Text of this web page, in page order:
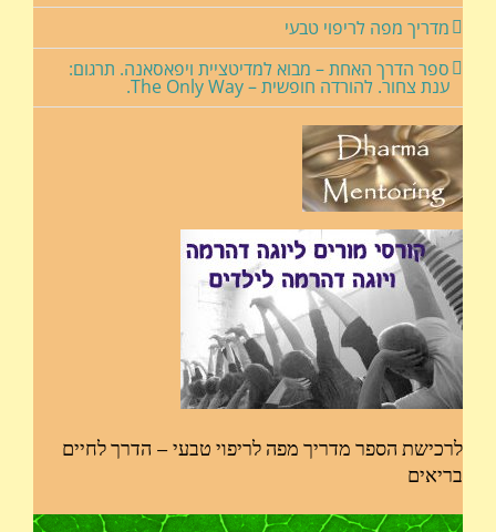
מדריך מפה לריפוי טבעי
ספר הדרך האחת – מבוא למדיטציית ויפאסאנה. תרגום:
ענת צחור. להורדה חופשית – The Only Way.
לרכישת הספר מדריך מפה לריפוי טבעי – הדרך לחיים
בריאים